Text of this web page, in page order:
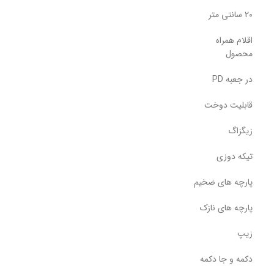
20 سانتی متر
اقلام همراه
محصول
در جعبه PD
قابلیت دوخت
زیگزاگ
تیکه دوزی
پارچه های ضخیم
پارچه های نازک
زیپ
دکمه و جا دکمه